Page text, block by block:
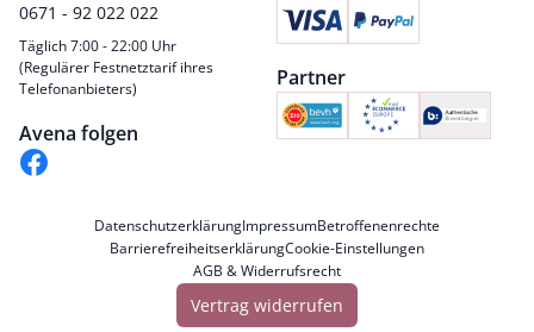
0671 - 92 022 022
Täglich 7:00 - 22:00 Uhr
(Regulärer Festnetztarif ihres
Telefonanbieters)
Avena folgen
Partner
DatenschutzerklärungImpressumBetroffenenrechte
BarrierefreiheitserklärungCookie-Einstellungen
AGB & Widerrufsrecht
Vertrag widerrufen